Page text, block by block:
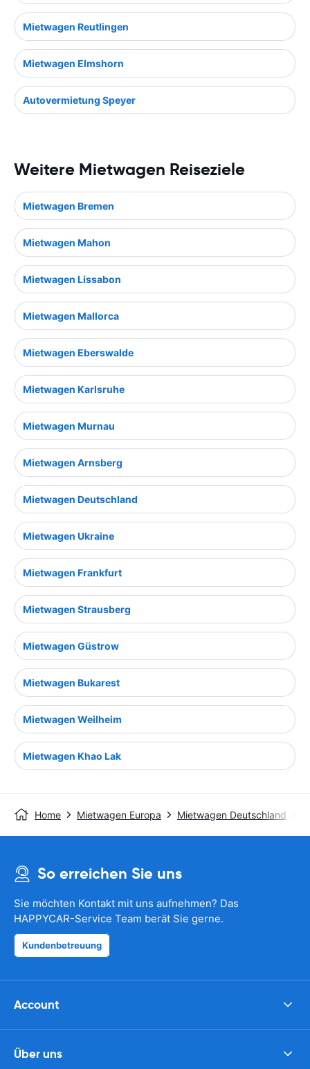
Mietwagen Reutlingen
Mietwagen Elmshorn
Autovermietung Speyer
Weitere Mietwagen Reiseziele
Mietwagen Bremen
Mietwagen Mahon
Mietwagen Lissabon
Mietwagen Mallorca
Mietwagen Eberswalde
Mietwagen Karlsruhe
Mietwagen Murnau
Mietwagen Arnsberg
Mietwagen Deutschland
Mietwagen Ukraine
Mietwagen Frankfurt
Mietwagen Strausberg
Mietwagen Güstrow
Mietwagen Bukarest
Mietwagen Weilheim
Mietwagen Khao Lak
Home Mietwagen Europa Mietwagen Deutschland
So erreichen Sie uns
Sie möchten Kontakt mit uns aufnehmen? Das
HAPPYCAR-Service Team berät Sie gerne.
Kundenbetreuung
Account
Über uns